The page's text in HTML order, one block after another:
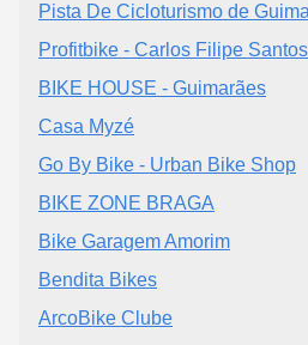
Pista De Cicloturismo de
Profitbike - Carlos Filipe
BIKE HOUSE - Guimarães
Casa Myzé
Go By Bike - Urban Bike Shop
BIKE ZONE BRAGA
Bike Garagem Amorim
Bendita Bikes
ArcoBike Clube